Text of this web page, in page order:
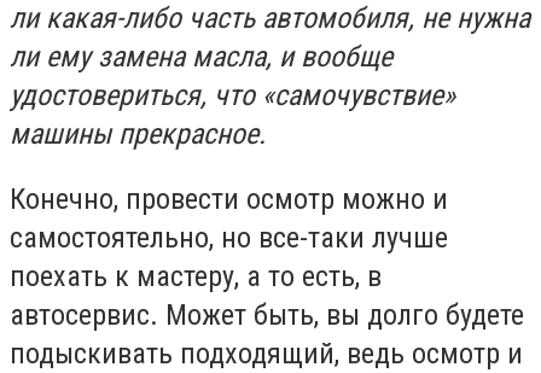
ли какая-либо часть автомобиля, не нужна
ли ему замена масла, и вообще
удостовериться, что «самочувствие»
машины прекрасное.
Конечно, провести осмотр можно и
самостоятельно, но все-таки лучше
поехать к мастеру, а то есть, в
автосервис. Может быть, вы долго будете
подыскивать подходящий, ведь осмотр и